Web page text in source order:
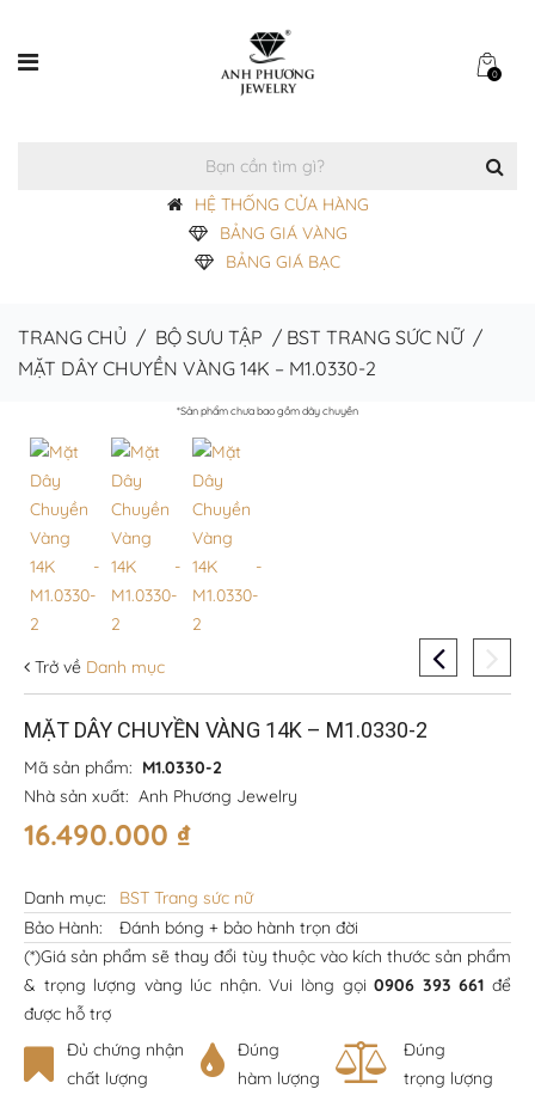
0
HỆ THỐNG CỬA HÀNG
BẢNG GIÁ VÀNG
BẢNG GIÁ BẠC
TRANG CHỦ / BỘ SƯU TẬP / BST TRANG SỨC NỮ/
MẶT DÂY CHUYỀN VÀNG 14K – M1.0330-2
*Sản phẩm chưa bao gồm dây chuyền
Trở về Danh mục
MẶT DÂY CHUYỀN VÀNG 14K – M1.0330-2
Mã sản phẩm: M1.0330-2
Nhà sản xuất: Anh Phương Jewelry
16.490.000 ₫
Danh mục:
BST Trang sức nữ
Bảo Hành:
Đánh bóng + bảo hành trọn đời
(*)Giá sản phẩm sẽ thay đổi tùy thuộc vào kích thước sản phẩm
& trọng lượng vàng lúc nhận. Vui lòng gọi0906 393 661 để
được hỗ trợ
Đủ chứng nhận
chất lượng
Đúng
hàm lượng
Đúng
trọng lượng